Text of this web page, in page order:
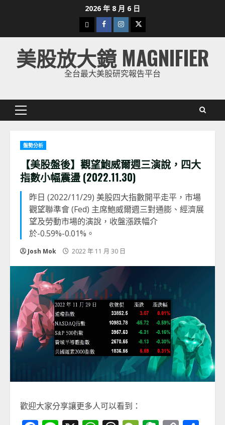
2026 年 8 月 6 日
下
載
美
股
Facebook
Instagram
Twitter
美股放大鏡 MAGNIFIER
全台最大美股研究報告平台
Primary
盤勢分析
【美股盤後】觀望鮑威爾週三演說，四大
指數小幅震盪 (2022.11.30)
昨日 (2022/11/29) 美股四大指數開平走平，市場
觀望聯準會 (Fed) 主席鮑威爾週三對通膨、經濟展
望及勞動市場的演說，收盤漲跌幅介
於-0.59%-0.01%。
Josh Mok 2022 年 11 月 30 日
歡迎大家分享讓更多人可以看到：